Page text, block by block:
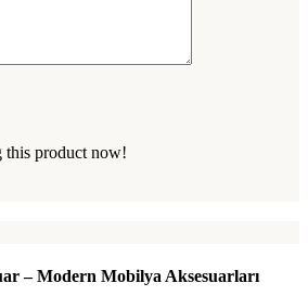
this product now!
– Modern Mobilya Aksesuarları